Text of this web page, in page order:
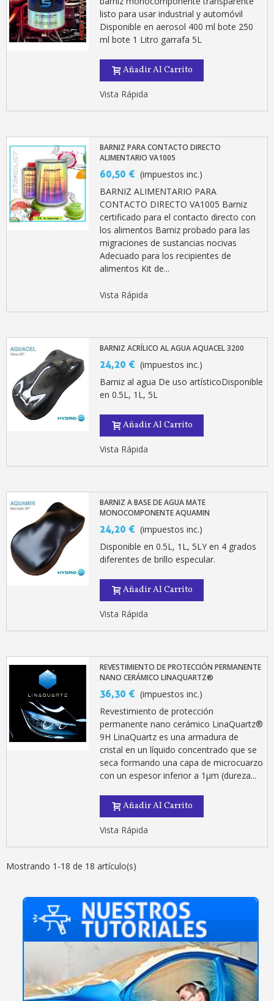
listo para usar industrial y automóvil
Disponible en aerosol 400 ml bote 250
ml bote 1 Litro garrafa 5L
Añadir Al Carrito
Vista Rápida
BARNIZ PARA CONTACTO DIRECTO
ALIMENTARIO VA1005
60,50 € (impuestos inc.)
BARNIZ ALIMENTARIO PARA
CONTACTO DIRECTO VA1005 Barniz
certificado para el contacto directo con
los alimentos Barniz probado para las
migraciones de sustancias nocivas
Adecuado para los recipientes de
alimentos Kit de...
Vista Rápida
BARNIZ ACRÍLICO AL AGUA AQUACEL 3200
24,20 € (impuestos inc.)
Barniz al agua De uso artísticoDisponible
en 0.5L, 1L, 5L
Añadir Al Carrito
Vista Rápida
BARNIZ A BASE DE AGUA MATE
MONOCOMPONENTE AQUAMIN
24,20 € (impuestos inc.)
Disponible en 0.5L, 1L, 5LY en 4 grados
diferentes de brillo especular.
Añadir Al Carrito
Vista Rápida
REVESTIMIENTO DE PROTECCIÓN PERMANENTE
NANO CERÁMICO LINAQUARTZ®
36,30 € (impuestos inc.)
Revestimiento de protección
permanente nano cerámico LinaQuartz®
9H LinaQuartz es una armadura de
cristal en un líquido concentrado que se
seca formando una capa de microcuarzo
con un espesor inferior a 1µm (dureza...
Añadir Al Carrito
Vista Rápida
Mostrando 1-18 de 18 artículo(s)